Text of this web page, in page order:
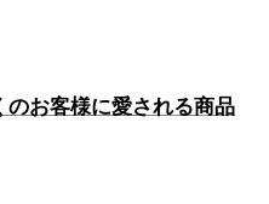
のお客様に愛される商品